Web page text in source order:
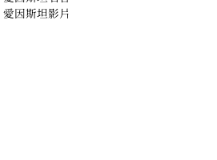
愛因斯坦影片